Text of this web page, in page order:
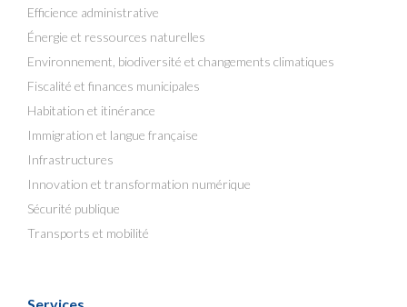
Efficience administrative
Énergie et ressources naturelles
Environnement, biodiversité et changements climatiques
Fiscalité et finances municipales
Habitation et itinérance
Immigration et langue française
Infrastructures
Innovation et transformation numérique
Sécurité publique
Transports et mobilité